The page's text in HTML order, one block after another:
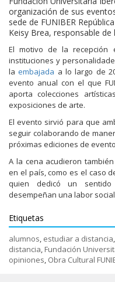
organización de sus
sede de FUNIBER
Keisy Brea, responsable de
El motivo de la recepción
instituciones y
laembajada a lo largo de
evento anual con el que
aporta colecciones
exposiciones de arte.
El evento sirvió para que
seguir colaborando de
próximas ediciones de
A la cena acudieron
en el país, como es el caso
quien dedicó un
desempeñan una labor
Etiquetas
alumnos estudiar a distancia
distancia Fundación
opiniones Obra Cultural